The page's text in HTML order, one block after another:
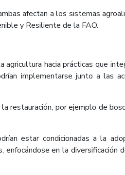
afectan a los sistemas
y Resiliente de la FAO.
hacia prácticas que
implementarse junto a las
restauración, por ejemplo de
estar condicionadas a la
en la